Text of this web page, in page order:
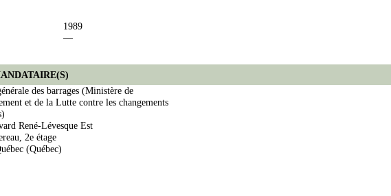
1989
—
des barrages (Ministère de
et de la Lutte contre les changements
René-Lévesque Est
2e étage
(Québec)